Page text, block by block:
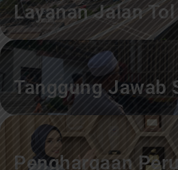
Layanan Jalan Tol
Tanggung Jawab
Penghargaan